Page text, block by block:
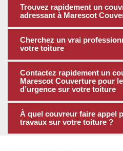
Trouvez rapidement un
adressant à Marescot
Cherchez un vrai
votre toiture
Contactez rapidement un
Marescot Couverture pour
d’urgence sur votre toiture
À quel couvreur faire appel
travaux sur votre toiture ?